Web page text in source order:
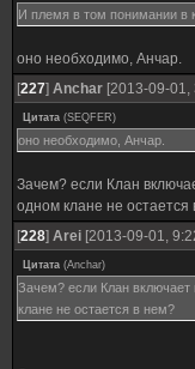
И племя в том понимании в
оно необходимо, Анчар.
[227] Anchar [2013-09-01,
Цитата (SEQFER)
оно необходимо, Анчар.
Зачем? если Клан
одном клане не остается
[228] Arei [2013-09-01,
Цитата (Anchar)
Зачем? если Клан
клане не остается в нем?